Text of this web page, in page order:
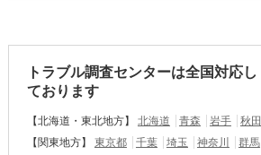
トラブル調査センターは全国対応し
ております
【北海道・東北地方】 北海道 青森 岩手 秋田
【関東地方】
東京都 千葉 埼玉 神奈川 群馬